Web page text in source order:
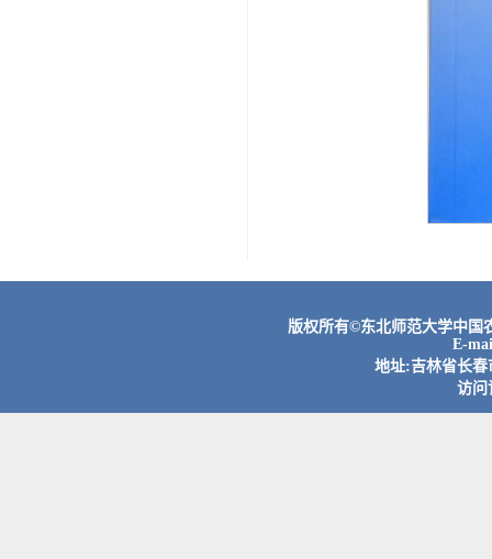
版权所有©东北师范大学中
E-
地址:吉林省长
访问